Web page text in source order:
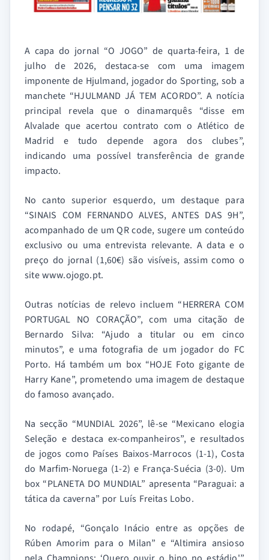
A capa do jornal “O JOGO” de quarta-feira, 1 de
julho de 2026, destaca-se com uma imagem
imponente de Hjulmand, jogador do Sporting, sob a
manchete “HJULMAND JÁ TEM ACORDO”. A notícia
principal revela que o dinamarquês “disse em
Alvalade que acertou contrato com o Atlético de
Madrid e tudo depende agora dos clubes”,
indicando uma possível transferência de grande
impacto.
No canto superior esquerdo, um destaque para
“SINAIS COM FERNANDO ALVES, ANTES DAS 9H”,
acompanhado de um QR code, sugere um conteúdo
exclusivo ou uma entrevista relevante. A data e o
preço do jornal (1,60€) são visíveis, assim como o
site www.ojogo.pt.
Outras notícias de relevo incluem “HERRERA COM
PORTUGAL NO CORAÇÃO”, com uma citação de
Bernardo Silva: “Ajudo a titular ou em cinco
minutos”, e uma fotografia de um jogador do FC
Porto. Há também um box “HOJE Foto gigante de
Harry Kane”, prometendo uma imagem de destaque
do famoso avançado.
Na secção “MUNDIAL 2026”, lê-se “Mexicano elogia
Seleção e destaca ex-companheiros”, e resultados
de jogos como Países Baixos-Marrocos (1-1), Costa
do Marfim-Noruega (1-2) e França-Suécia (3-0). Um
box “PLANETA DO MUNDIAL” apresenta “Paraguai: a
tática da caverna” por Luís Freitas Lobo.
No rodapé, “Gonçalo Inácio entre as opções de
Rúben Amorim para o Milan” e “Altimira ansioso